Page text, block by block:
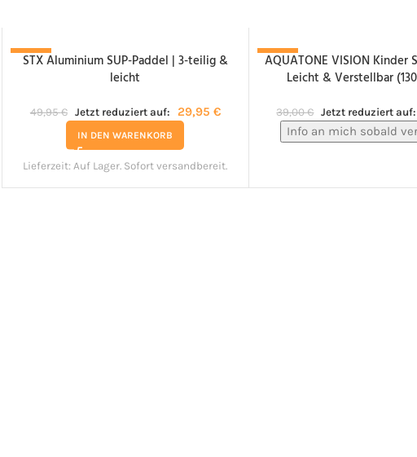
-40%
STX Aluminium SUP-Paddel | 3-teilig &
leicht
49,95€ Jetzt reduziert auf: 29,95 €
IN DEN WARENKORB
Lieferzeit: Auf Lager. Sofort versandbereit.
-23%
NACHBESTELLT!
AQUATONE VISION Kinder
Leicht & Verstellbar
39,00€ Jetzt reduziert auf:
Info an mich sobald